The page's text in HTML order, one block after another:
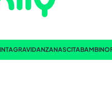
GRAVIDANZANASCITABAMBINO